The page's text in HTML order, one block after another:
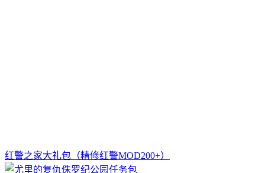
红警之家大礼包（精修红警MOD200+）